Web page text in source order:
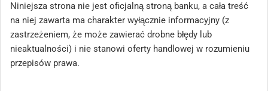
Niniejsza strona nie jest oficjalną stroną banku, a cała treść
na niej zawarta ma charakter wyłącznie informacyjny (z
zastrzeżeniem, że może zawierać drobne błędy lub
nieaktualności) i nie stanowi oferty handlowej w rozumieniu
przepisów prawa.